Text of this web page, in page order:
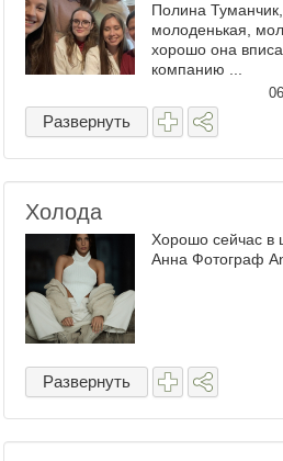
Полина
молоденькая,
хорошо она
компанию ...
Развернуть
Холода
Хорошо сейчас в
Анна Фотограф
Развернуть